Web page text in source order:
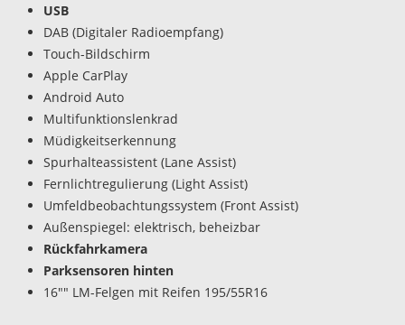
USB
DAB (Digitaler Radioempfang)
Touch-Bildschirm
Apple CarPlay
Android Auto
Multifunktionslenkrad
Müdigkeitserkennung
Spurhalteassistent (Lane Assist)
Fernlichtregulierung (Light Assist)
Umfeldbeobachtungssystem (Front Assist)
Außenspiegel: elektrisch, beheizbar
Rückfahrkamera
Parksensoren hinten
16"" LM-Felgen mit Reifen 195/55R16